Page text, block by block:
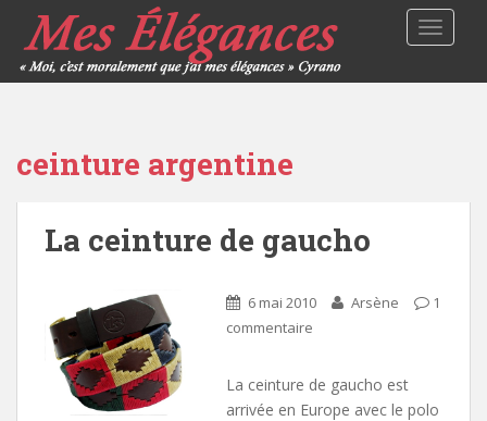
ceinture argentine
La ceinture de gaucho
6 mai 2010 Arsène
1
commentaire
La ceinture de gaucho est
arrivée en Europe avec le polo